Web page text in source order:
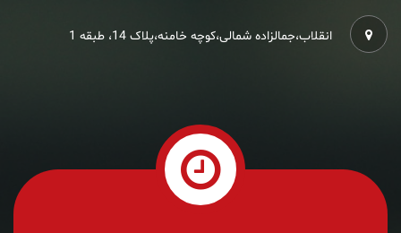
انقلاب،جمالزاده شمالی،کوچه خامنه،پلاک 14، طبقه 1